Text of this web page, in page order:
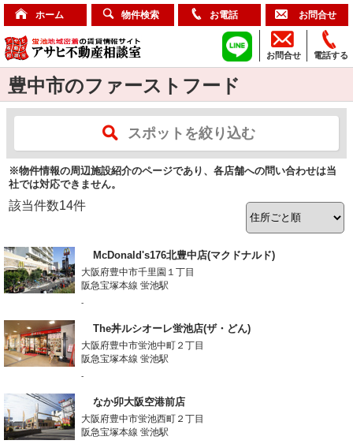
ホーム 物件検索 お電話 お問合せ
電話する
お問合せ
豊中市のファーストフード
スポットを絞り込む
※物件情報の周辺施設紹介のページであり、各店舗への問い合わせは当
社では対応できません。
該当件数14件
McDonald's176北豊中店(マクドナルド)
大阪府豊中市千里園１丁目
阪急宝塚本線 蛍池駅
-
The丼ルシオーレ蛍池店(ザ・どん)
大阪府豊中市蛍池中町２丁目
阪急宝塚本線 蛍池駅
-
なか卯大阪空港前店
大阪府豊中市蛍池西町２丁目
阪急宝塚本線 蛍池駅